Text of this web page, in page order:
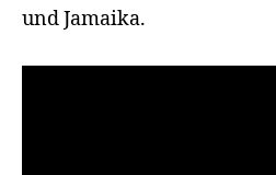
und Jamaika.